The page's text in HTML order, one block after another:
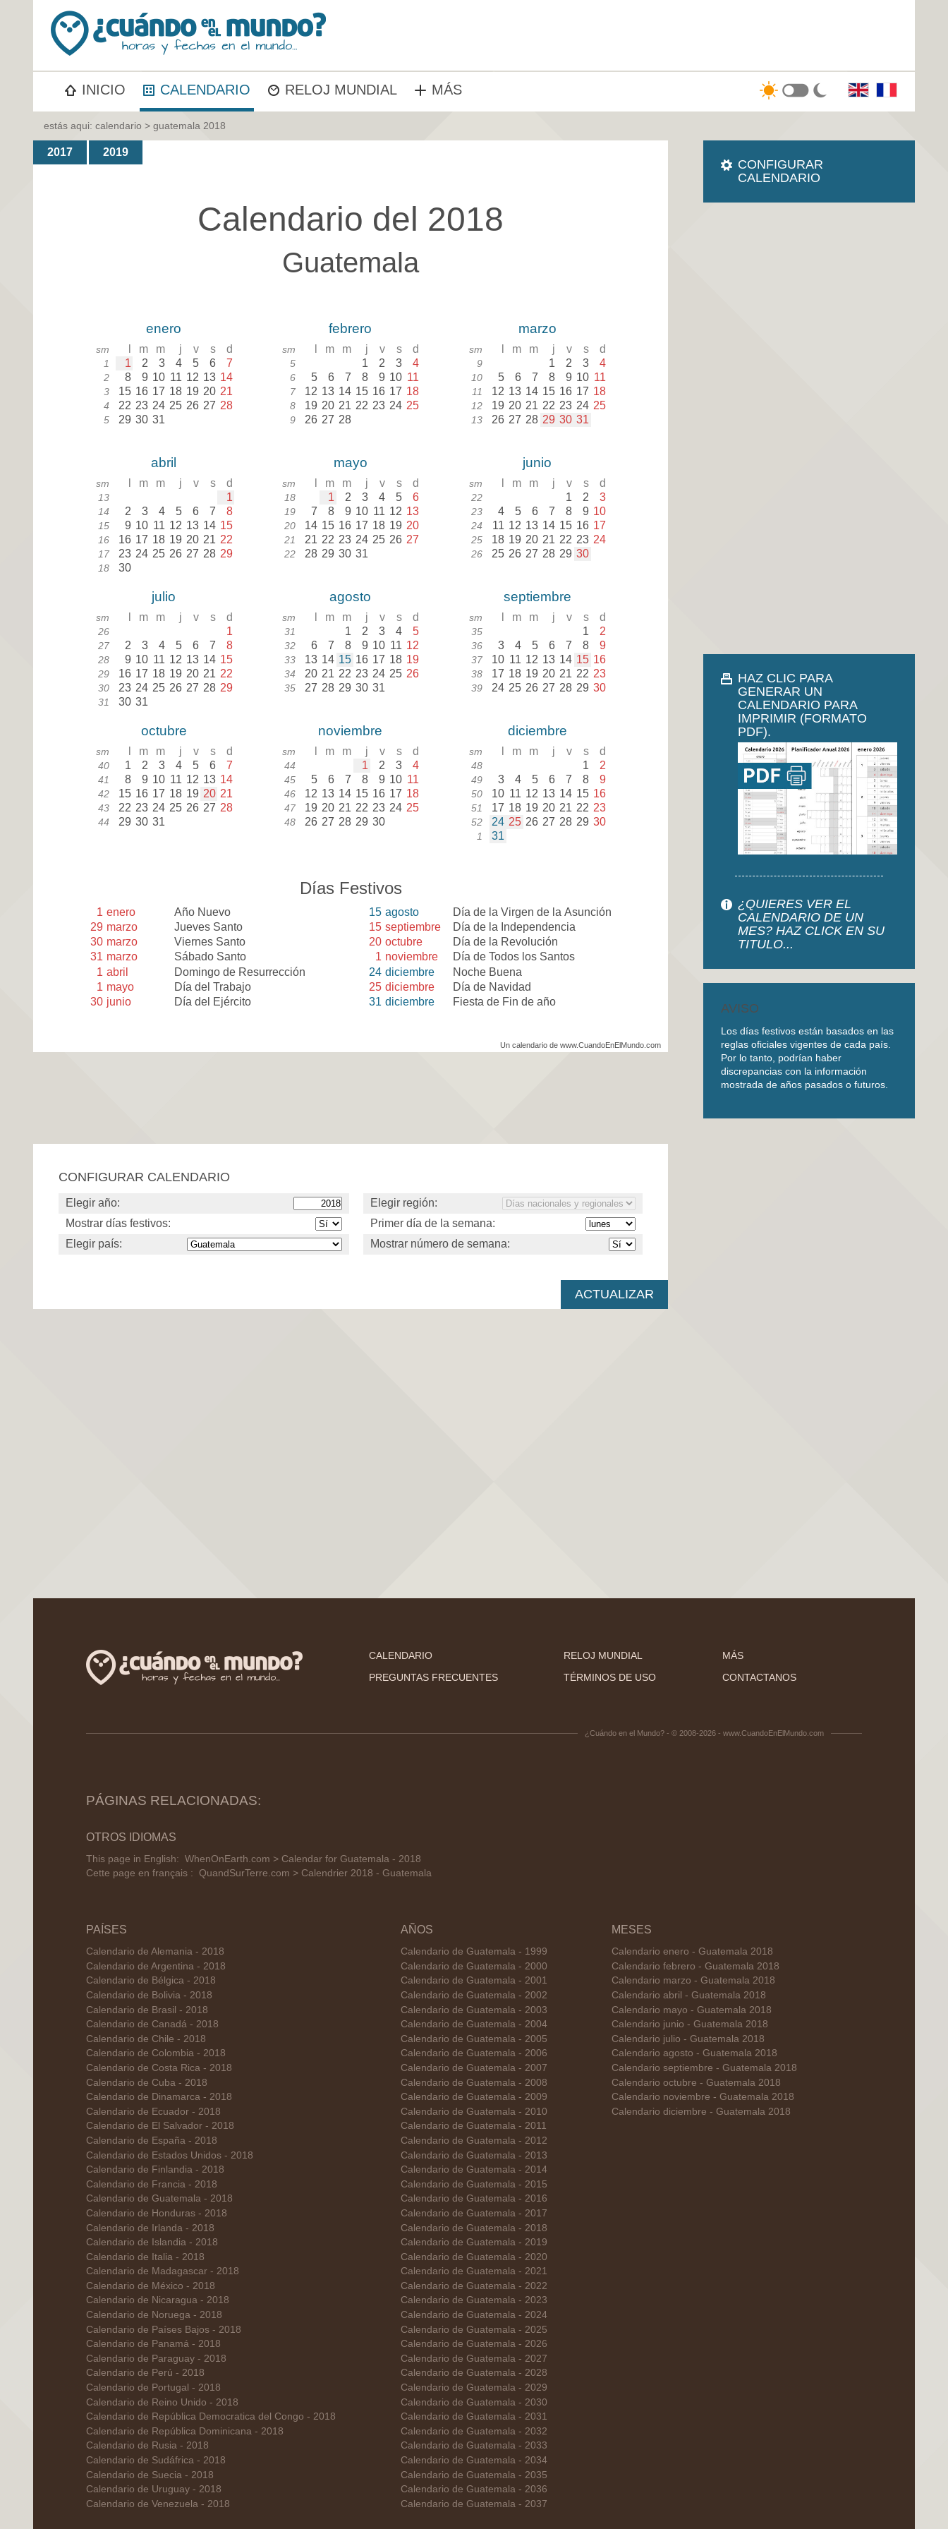
INICIO CALENDARIO RELOJ MUNDIAL MÁS
estás aqui: calendario > guatemala 2018
2017 2019
Calendario del 2018
Guatemala
enero
sm m m j v s d
1 1 2 3 4 5 6 7
2 8 9 10 11 12 13 14
3 15 16 17 18 19 20 21
4 22 23 24 25 26 27 28
5 29 30 31
febrero
sm m m j v s d
5 1 2 3 4
6 5 6 7 8 9 10 11
7 12 13 14 15 16 17 18
8 19 20 21 22 23 24 25
9 26 27 28
marzo
sm m m j v s d
9 1 2 3 4
10 5 6 7 8 9 10 11
11 12 13 14 15 16 17 18
12 19 20 21 22 23 24 25
13 26 27 28 29 30 31
abril
sm m m j v s d
13 1
14 2 3 4 5 6 7 8
15 9 10 11 12 13 14 15
16 16 17 18 19 20 21 22
17 23 24 25 26 27 28 29
18 30
mayo
sm m m j v s d
18 1 2 3 4 5 6
19 7 8 9 10 11 12 13
20 14 15 16 17 18 19 20
21 21 22 23 24 25 26 27
22 28 29 30 31
junio
sm m m j v s d
22 1 2 3
23 4 5 6 7 8 9 10
24 11 12 13 14 15 16 17
25 18 19 20 21 22 23 24
26 25 26 27 28 29 30
julio
sm m m j v s d
26 1
27 2 3 4 5 6 7 8
28 9 10 11 12 13 14 15
29 16 17 18 19 20 21 22
30 23 24 25 26 27 28 29
31 30 31
agosto
sm m m j v s d
31 1 2 3 4 5
32 6 7 8 9 10 11 12
33 13 14 15 16 17 18 19
34 20 21 22 23 24 25 26
35 27 28 29 30 31
septiembre
sm m m j v s d
35 1 2
36 3 4 5 6 7 8 9
37 10 11 12 13 14 15 16
38 17 18 19 20 21 22 23
39 24 25 26 27 28 29 30
octubre
sm m m j v s d
40 1 2 3 4 5 6 7
41 8 9 10 11 12 13 14
42 15 16 17 18 19 20 21
43 22 23 24 25 26 27 28
44 29 30 31
noviembre
sm m m j v s d
44 1 2 3 4
45 5 6 7 8 9 10 11
46 12 13 14 15 16 17 18
47 19 20 21 22 23 24 25
48 26 27 28 29 30
diciembre
sm m m j v s d
48 1 2
49 3 4 5 6 7 8 9
50 10 11 12 13 14 15 16
51 17 18 19 20 21 22 23
52 24 25 26 27 28 29 30
1 31
Días Festivos
1 enero
Año Nuevo
29 marzo
Jueves Santo
30 marzo
Viernes Santo
31 marzo
Sábado Santo
1 abril
Domingo de Resurrección
1 mayo
Día del Trabajo
30 junio Día del Ejército
15 agosto
Día de la Virgen de la Asunción
15 septiembre
Día de la Independencia
20 octubre
Día de la Revolución
1 noviembre
Día de Todos los Santos
24 diciembre
Noche Buena
25 diciembre
Día de Navidad
31 diciembre Fiesta de Fin de año
Un calendario de www.CuandoEnElMundo.com
CONFIGURAR CALENDARIO
Elegir año:
Mostrar días festivos:
Elegir país:
Elegir región:
Primer día de la semana:
Mostrar número de semana:
CONFIGURAR
CALENDARIO
HAZ CLIC PARA
GENERAR UN
CALENDARIO PARA
IMPRIMIR (FORMATO
PDF).
¿QUIERES VER EL
CALENDARIO DE UN
MES? HAZ CLICK EN SU
TITULO...
AVISO
Los días festivos están basados en las
reglas oficiales vigentes de cada país.
Por lo tanto, podrían haber
discrepancias con la información
mostrada de años pasados o futuros.
CALENDARIO RELOJ MUNDIAL
MÁS
PREGUNTAS FRECUENTES
TÉRMINOS DE USO CONTACTANOS
¿Cuándo en el Mundo? - © 2008-2026 - www.CuandoEnElMundo.com
PÁGINAS RELACIONADAS:
OTROS IDIOMAS
This page in English: WhenOnEarth.com > Calendar for Guatemala - 2018
Cette page en français : QuandSurTerre.com > Calendrier 2018 - Guatemala
PAÍSES
Calendario de Alemania - 2018
Calendario de Argentina - 2018
Calendario de Bélgica - 2018
Calendario de Bolivia - 2018
Calendario de Brasil - 2018
Calendario de Canadá - 2018
Calendario de Chile - 2018
Calendario de Colombia - 2018
Calendario de Costa Rica - 2018
Calendario de Cuba - 2018
Calendario de Dinamarca - 2018
Calendario de Ecuador - 2018
Calendario de El Salvador - 2018
Calendario de España - 2018
Calendario de Estados Unidos - 2018
Calendario de Finlandia - 2018
Calendario de Francia - 2018
Calendario de Guatemala - 2018
Calendario de Honduras - 2018
Calendario de Irlanda - 2018
Calendario de Islandia - 2018
Calendario de Italia - 2018
Calendario de Madagascar - 2018
Calendario de México - 2018
Calendario de Nicaragua - 2018
Calendario de Noruega - 2018
Calendario de Países Bajos - 2018
Calendario de Panamá - 2018
Calendario de Paraguay - 2018
Calendario de Perú - 2018
Calendario de Portugal - 2018
Calendario de Reino Unido - 2018
Calendario de República Democratica del Congo - 2018
Calendario de República Dominicana - 2018
Calendario de Rusia - 2018
Calendario de Sudáfrica - 2018
Calendario de Suecia - 2018
Calendario de Uruguay - 2018
Calendario de Venezuela - 2018
AÑOS
Calendario de Guatemala - 1999
Calendario de Guatemala - 2000
Calendario de Guatemala - 2001
Calendario de Guatemala - 2002
Calendario de Guatemala - 2003
Calendario de Guatemala - 2004
Calendario de Guatemala - 2005
Calendario de Guatemala - 2006
Calendario de Guatemala - 2007
Calendario de Guatemala - 2008
Calendario de Guatemala - 2009
Calendario de Guatemala - 2010
Calendario de Guatemala - 2011
Calendario de Guatemala - 2012
Calendario de Guatemala - 2013
Calendario de Guatemala - 2014
Calendario de Guatemala - 2015
Calendario de Guatemala - 2016
Calendario de Guatemala - 2017
Calendario de Guatemala - 2018
Calendario de Guatemala - 2019
Calendario de Guatemala - 2020
Calendario de Guatemala - 2021
Calendario de Guatemala - 2022
Calendario de Guatemala - 2023
Calendario de Guatemala - 2024
Calendario de Guatemala - 2025
Calendario de Guatemala - 2026
Calendario de Guatemala - 2027
Calendario de Guatemala - 2028
Calendario de Guatemala - 2029
Calendario de Guatemala - 2030
Calendario de Guatemala - 2031
Calendario de Guatemala - 2032
Calendario de Guatemala - 2033
Calendario de Guatemala - 2034
Calendario de Guatemala - 2035
Calendario de Guatemala - 2036
Calendario de Guatemala - 2037
MESES
Calendario enero - Guatemala 2018
Calendario febrero - Guatemala 2018
Calendario marzo - Guatemala 2018
Calendario abril - Guatemala 2018
Calendario mayo - Guatemala 2018
Calendario junio - Guatemala 2018
Calendario julio - Guatemala 2018
Calendario agosto - Guatemala 2018
Calendario septiembre - Guatemala 2018
Calendario octubre - Guatemala 2018
Calendario noviembre - Guatemala 2018
Calendario diciembre - Guatemala 2018